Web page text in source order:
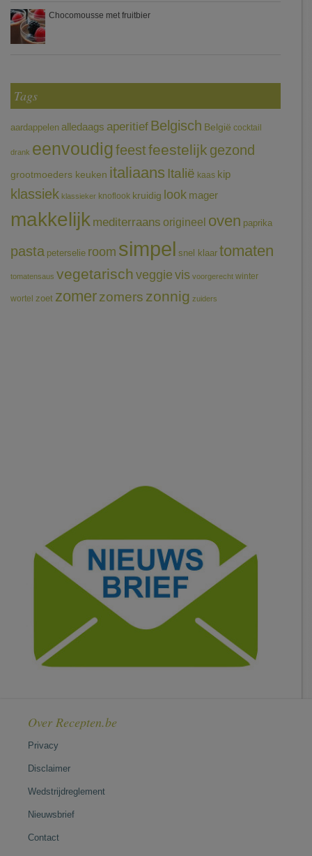
Chocomousse met fruitbier
Tags
aardappelen alledaags aperitief Belgisch België cocktail
drank eenvoudigfeestfeestelijk gezond
grootmoeders keuken italiaans Italië kaas kip
klassiek klassieker knoflook kruidig look mager
makkelijk mediterraans origineel oven paprika
pasta peterselie room simpel snel klaar tomaten
tomatensaus vegetarischveggie vis voorgerecht winter
wortel zoet zomerzomers zonnig zuiders
Over Recepten.be
Privacy
Disclaimer
Wedstrijdreglement
Nieuwsbrief
Contact